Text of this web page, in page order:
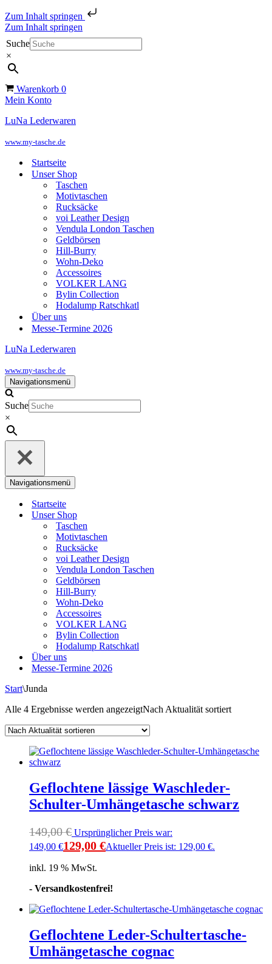
Zum Inhalt springen
Zum Inhalt springen
Suche
×
Warenkorb 0
Mein Konto
LuNa Lederwaren
www.my-tasche.de
Startseite
Unser Shop
Taschen
Motivtaschen
Rucksäcke
voi Leather Design
Vendula London Taschen
Geldbörsen
Hill-Burry
Wohn-Deko
Accessoires
VOLKER LANG
Bylin Collection
Hodalump Ratschkatl
Über uns
Messe-Termine 2026
LuNa Lederwaren
www.my-tasche.de
Navigationsmenü
Suche
×
Navigationsmenü
Startseite
Unser Shop
Taschen
Motivtaschen
Rucksäcke
voi Leather Design
Vendula London Taschen
Geldbörsen
Hill-Burry
Wohn-Deko
Accessoires
VOLKER LANG
Bylin Collection
Hodalump Ratschkatl
Über uns
Messe-Termine 2026
Start\Junda
Alle 4 Ergebnisse werden angezeigtNach Aktualität sortiert
Geflochtene lässige Waschleder-
Schulter-Umhängetasche schwarz
149,00€ Ursprünglicher Preis war:
149,00 €129,00 €Aktueller Preis ist: 129,00 €.
inkl. 19 % MwSt.
- Versandkostenfrei!
Geflochtene Leder-Schultertasche-
Umhängetasche cognac